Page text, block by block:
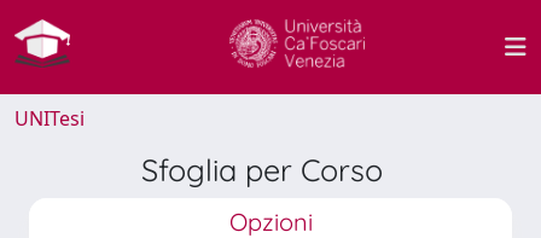
UNITesi
Sfoglia per Corso
Opzioni